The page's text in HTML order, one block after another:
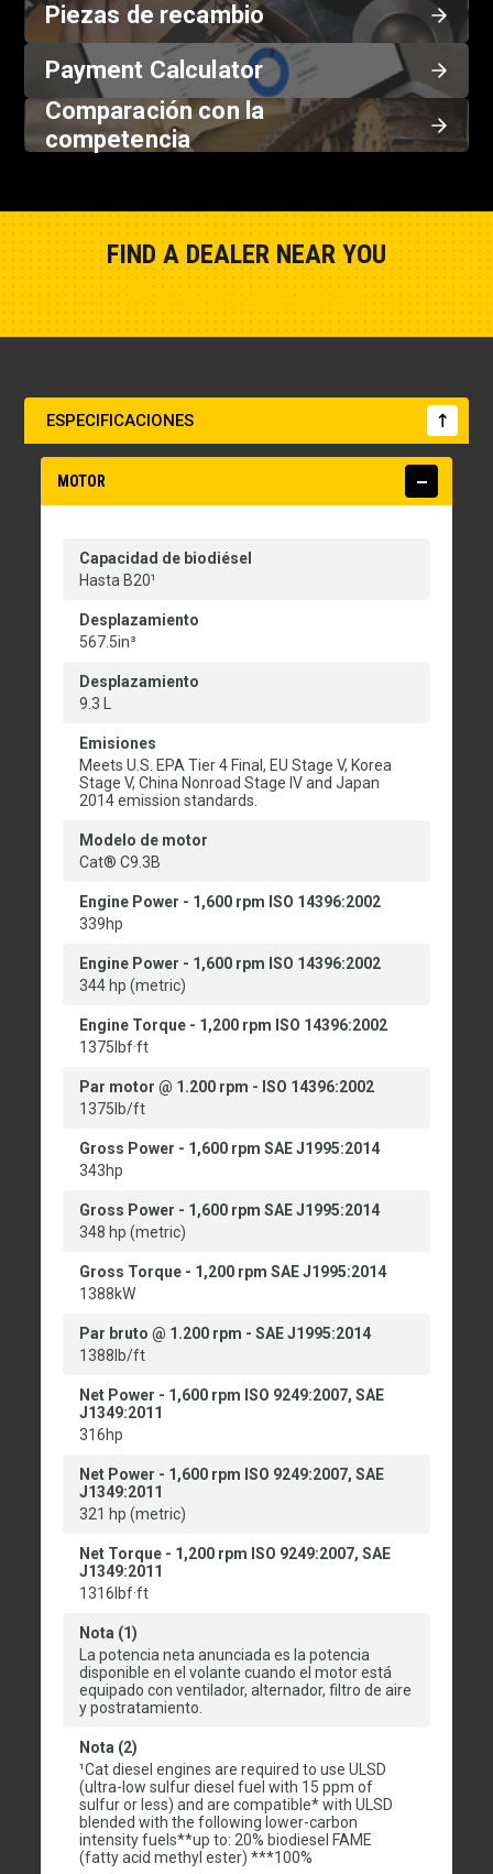
Piezas de recambio
Payment Calculator
Comparación con la
competencia
FIND A DEALER NEAR YOU
ESPECIFICACIONES
MOTOR
Capacidad de biodiésel
Hasta B20¹
Desplazamiento
567.5in³
Desplazamiento
9.3 L
Emisiones
Meets U.S. EPA Tier 4 Final, EU Stage V, Korea
Stage V, China Nonroad Stage IV and Japan
2014 emission standards.
Modelo de motor
Cat® C9.3B
Engine Power - 1,600 rpm ISO 14396:2002
339hp
Engine Power - 1,600 rpm ISO 14396:2002
344 hp (metric)
Engine Torque - 1,200 rpm ISO 14396:2002
1375lbf·ft
Par motor @ 1.200 rpm - ISO 14396:2002
1375lb/ft
Gross Power - 1,600 rpm SAE J1995:2014
343hp
Gross Power - 1,600 rpm SAE J1995:2014
348 hp (metric)
Gross Torque - 1,200 rpm SAE J1995:2014
1388kW
Par bruto @ 1.200 rpm - SAE J1995:2014
1388lb/ft
Net Power - 1,600 rpm ISO 9249:2007, SAE
J1349:2011
316hp
Net Power - 1,600 rpm ISO 9249:2007, SAE
J1349:2011
321 hp (metric)
Net Torque - 1,200 rpm ISO 9249:2007, SAE
J1349:2011
1316lbf·ft
Nota (1)
La potencia neta anunciada es la potencia
disponible en el volante cuando el motor está
equipado con ventilador, alternador, filtro de aire
y postratamiento.
Nota (2)
¹Cat diesel engines are required to use ULSD
(ultra-low sulfur diesel fuel with 15 ppm of
sulfur or less) and are compatible* with ULSD
blended with the following lower-carbon
intensity fuels**up to: 20% biodiesel FAME
(fatty acid methyl ester) ***100%